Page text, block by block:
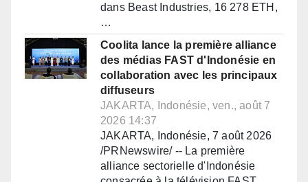
dans Beast Industries, 16 278 ETH,
…
Coolita lance la première alliance
des médias FAST d'Indonésie en
collaboration avec les principaux
diffuseurs
JAKARTA, Indonésie, ven., août 7
2026 14:37
JAKARTA, Indonésie, 7 août 2026
/PRNewswire/ -- La première
alliance sectorielle d'Indonésie